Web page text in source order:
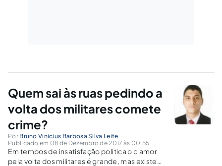
Quem sai às ruas pedindo a
volta dos militares comete
crime?
Por Bruno Vinicius Barbosa Silva Leite
Publicado em 08 de Dezembro de 2017 às 00:55
Em tempos de insatisfação política o clamor
pela volta dos militares é grande, mas existe